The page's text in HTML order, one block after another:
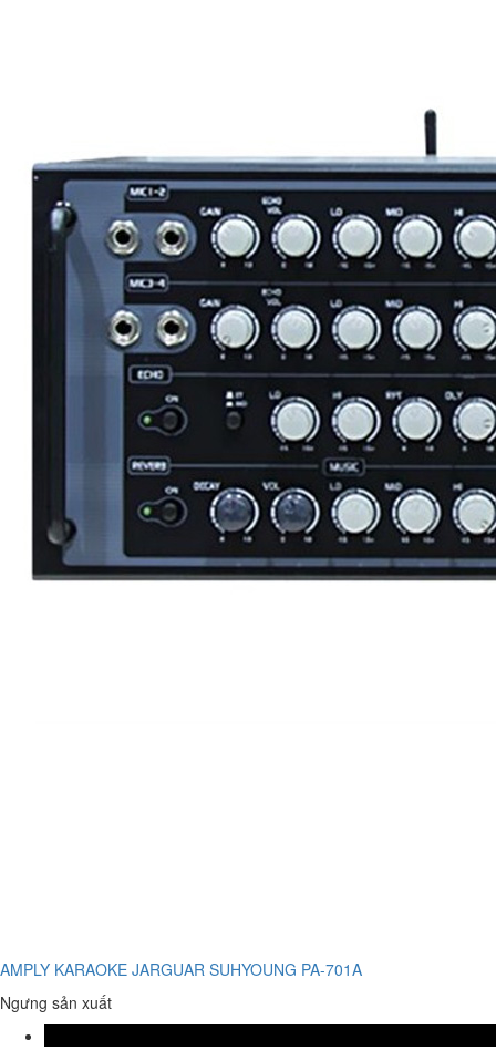
AMPLY KARAOKE JARGUAR SUHYOUNG PA-701A
Ngưng sản xuất